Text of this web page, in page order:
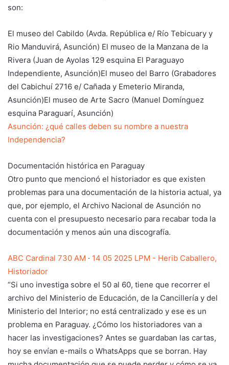
son:
El museo del Cabildo (Avda. República e/ Río Tebicuary y
Rio Manduvirá, Asunción) El museo de la Manzana de la
Rivera (Juan de Ayolas 129 esquina El Paraguayo
Independiente, Asunción)El museo del Barro (Grabadores
del Cabichuí 2716 e/ Cañada y Emeterio Miranda,
Asunción)El museo de Arte Sacro (Manuel Domínguez
esquina Paraguarí, Asunción)
Asunción: ¿qué calles deben su nombre a nuestra
Independencia?
Documentación histórica en Paraguay
Otro punto que mencionó el historiador es que existen
problemas para una documentación de la historia actual, ya
que, por ejemplo, el Archivo Nacional de Asunción no
cuenta con el presupuesto necesario para recabar toda la
documentación y menos aún una discografía.
ABC Cardinal 730 AM · 14 05 2025 LPM - Herib Caballero,
Historiador
“Si uno investiga sobre el 50 al 60, tiene que recorrer el
archivo del Ministerio de Educación, de la Cancillería y del
Ministerio del Interior; no está centralizado y ese es un
problema en Paraguay. ¿Cómo los historiadores van a
hacer las investigaciones? Antes se guardaban las cartas,
hoy se envían e-mails o WhatsApps que se borran. Hay